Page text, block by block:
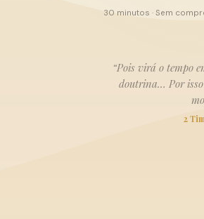
30 minutos · Sem
“Pois virá o tempo
doutrina… Por
2